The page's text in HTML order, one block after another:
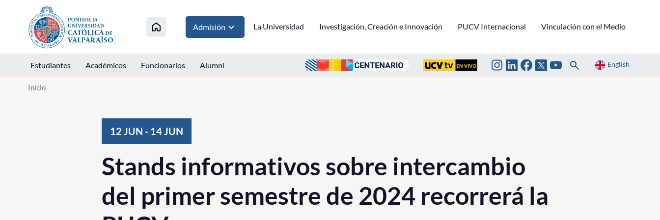
Click acá para ir directamente al contenido
Admisión La Universidad Investigación, Creación e Innovación PUCV Internacional Vinculación con el Medio
Estudiantes Académicos Funcionarios Alumni English
Inicio
12 JUN - 14JUN
Stands informativos sobre intercambio
del primer semestre de 2024 recorrerá la